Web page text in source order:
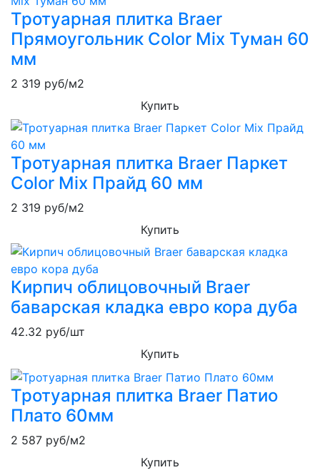
Тротуарная плитка Braer
Прямоугольник Color Mix Туман 60
мм
2 319 руб/м2
Купить
Тротуарная плитка Braer Паркет
Color Mix Прайд 60 мм
2 319 руб/м2
Купить
Кирпич облицовочный Braer
баварская кладка евро кора дуба
42.32 руб/шт
Купить
Тротуарная плитка Braer Патио
Плато 60мм
2 587 руб/м2
Купить